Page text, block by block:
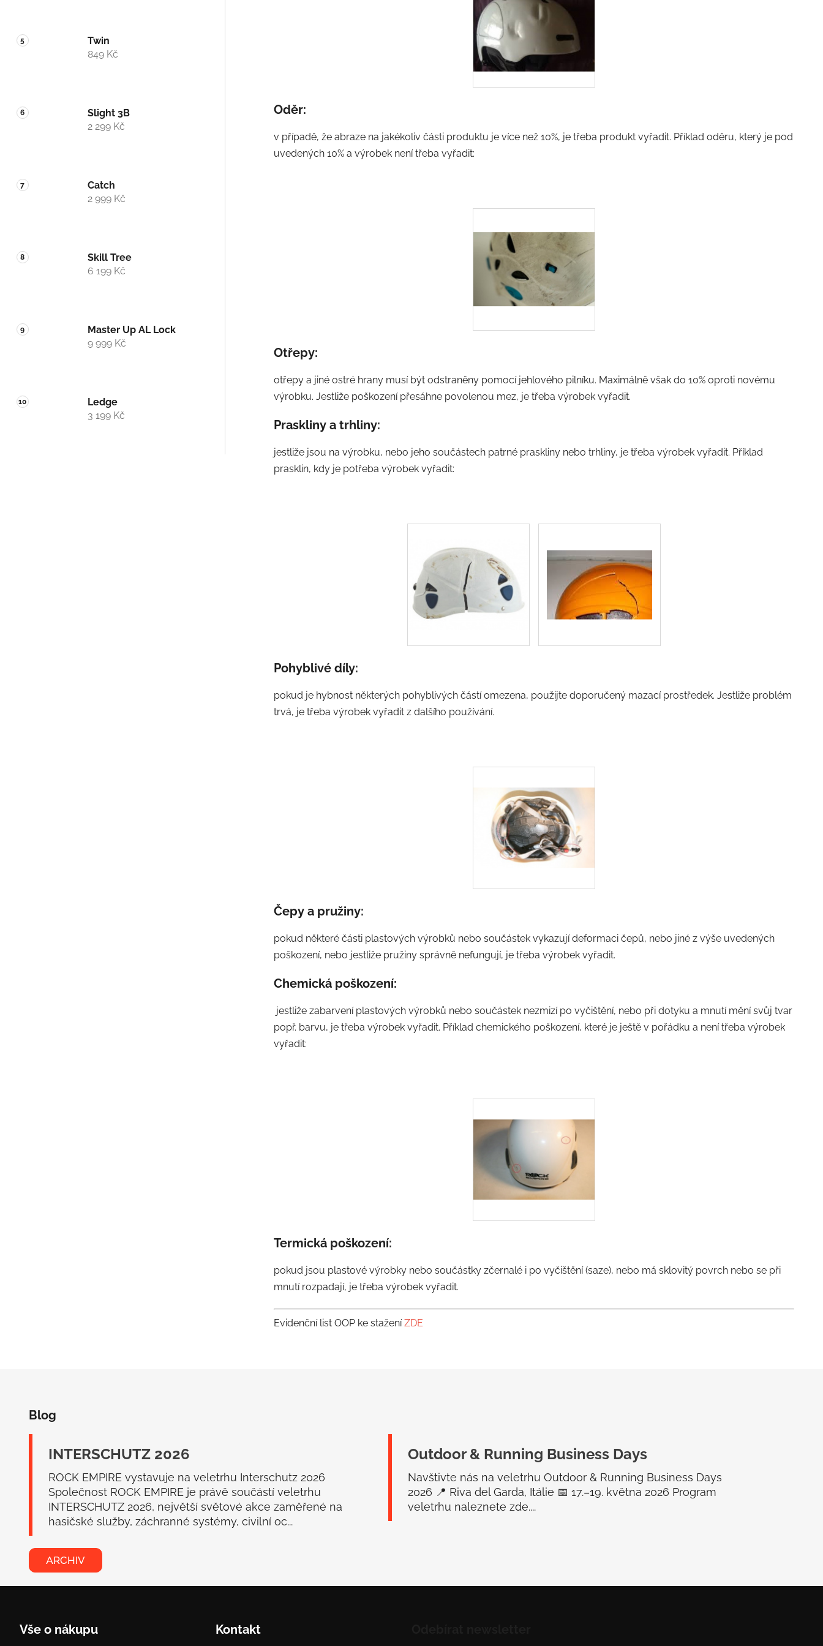
Twin
849 Kč
Slight 3B
2 299 Kč
Catch
2 999 Kč
Skill Tree
6 199 Kč
Master Up AL Lock
9 999 Kč
Ledge
3 199 Kč
Oděr:
v případě, že abraze na jakékoliv části produktu je více než 10%, je třeba produkt vyřadit. Příklad oděru, který je pod
uvedených 10% a výrobek není třeba vyřadit:
Otřepy:
otřepy a jiné ostré hrany musí být odstraněny pomocí jehlového pilníku. Maximálně však do 10% oproti novému
výrobku. Jestliže poškození přesáhne povolenou mez, je třeba výrobek vyřadit.
Praskliny a trhliny:
jestliže jsou na výrobku, nebo jeho součástech patrné praskliny nebo trhliny, je třeba výrobek vyřadit. Příklad
prasklin, kdy je potřeba výrobek vyřadit:
Pohyblivé díly:
pokud je hybnost některých pohyblivých částí omezena, použijte doporučený mazací prostředek. Jestliže problém
trvá, je třeba výrobek vyřadit z dalšího používání.
Čepy a pružiny:
pokud některé části plastových výrobků nebo součástek vykazují deformaci čepů, nebo jiné z výše uvedených
poškození, nebo jestliže pružiny správně nefungují, je třeba výrobek vyřadit.
Chemická poškození:
jestliže zabarvení plastových výrobků nebo součástek nezmizí po vyčištění, nebo při dotyku a mnutí mění svůj tvar
popř. barvu, je třeba výrobek vyřadit. Příklad chemického poškození, které je ještě v pořádku a není třeba výrobek
vyřadit:
Termická poškození:
pokud jsou plastové výrobky nebo součástky zčernalé i po vyčištění (saze), nebo má sklovitý povrch nebo se při
mnutí rozpadají, je třeba výrobek vyřadit.
Evidenční list OOP ke staženíZDE
Blog
INTERSCHUTZ 2026
ROCK EMPIRE vystavuje na veletrhu Interschutz 2026
Společnost ROCK EMPIRE je právě součástí veletrhu
INTERSCHUTZ 2026, největší světové akce zaměřené na
hasičské služby, záchranné systémy, civilní oc...
Outdoor & Running Business Days
Navštivte nás na veletrhu Outdoor & Running Business Days
2026 📍 Riva del Garda, Itálie 📅 17.–19. května 2026 Program
veletrhu naleznete zde....
ARCHIV
Vše o nákupu Kontakt